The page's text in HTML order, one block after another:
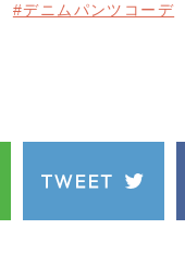
#デニムパンツコーデ